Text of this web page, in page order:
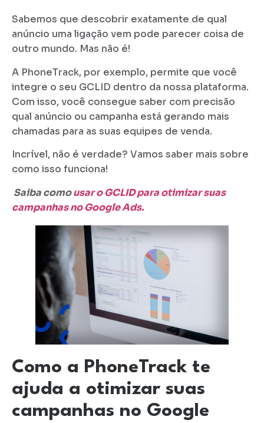
Sabemos que descobrir exatamente de qual
anúncio uma ligação vem pode parecer coisa de
outro mundo. Mas não é!
A PhoneTrack, por exemplo, permite que você
integre o seu GCLID dentro da nossa plataforma.
Com isso, você consegue saber com precisão
qual anúncio ou campanha está gerando mais
chamadas para as suas equipes de venda.
Incrível, não é verdade? Vamos saber mais sobre
como isso funciona!
Saiba comousar o GCLID para otimizar suas
campanhas no Google Ads.
Como a PhoneTrack te
ajuda a otimizar suas
campanhas no Google